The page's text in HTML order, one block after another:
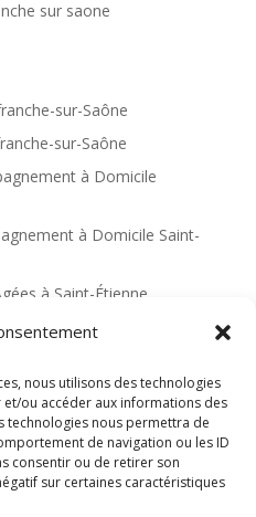
nous utilisons des technologies
ou accéder aux informations des
technologies nous permettra de
de navigation ou les ID
consentir ou de retirer son
sur certaines caractéristiques
sur saone
sur-Saône
sur-Saône
à Domicile
à Domicile Saint-
à Saint-Étienne
caluire et cuire
Villefranche-sur-Saône